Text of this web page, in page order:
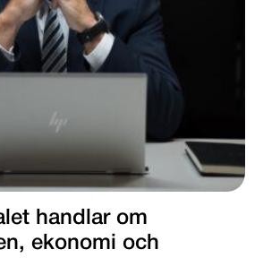
handlar om
ekonomi och